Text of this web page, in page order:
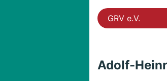
GRV e.V.
Adolf-